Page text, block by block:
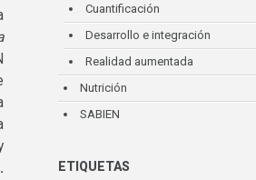
Cuantificación
Desarrollo e integración
Realidad aumentada
Nutrición
SABIEN
ETIQUETAS